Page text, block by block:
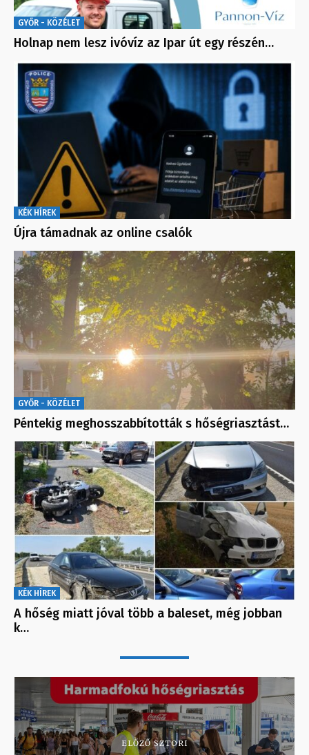
GYŐR - KÖZÉLET
Holnap nem lesz ivóvíz az Ipar út egy részén…
KÉK HÍREK
Újra támadnak az online csalók
GYŐR - KÖZÉLET
Péntekig meghosszabbították s hőségriasztást…
KÉK HÍREK
A hőség miatt jóval több a baleset, még jobban
k…
ELŐZŐ SZTORI